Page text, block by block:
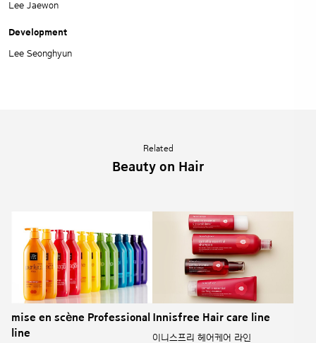
Lee Jaewon
Development
Lee Seonghyun
Related
Beauty on Hair
mise en scène Professional
line
Innisfree Hair care line
이니스프리 헤어케어 라인